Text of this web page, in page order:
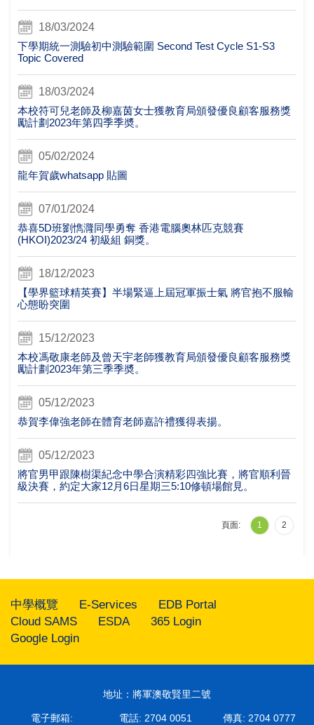
18/03/2024
下學期統一測驗初中測驗範圍 Second Test Cycle S1-S3
Topic Covered
18/03/2024
本校符可兒老師及柳嘉茵女士獲教育局頒發優良顧客服務獎
勵計劃2023年第四季季奬。
05/02/2024
龍年賀歲whatsapp 貼圖
07/01/2024
恭喜5D班劉懏漋同學勇奪 香港電腦奧林匹克競賽
(HKOI)2023/24 初級組 銅獎。
18/12/2023
【學界籃球精英賽】半場緊逼上屆冠軍振士氣 將官抱不服輸
心態盼突圍
15/12/2023
本校馮敬康老師及曾天宇老師獲教育局頒發優良顧客服務獎
勵計劃2023年第三季季奬。
05/12/2023
恭賀李偉強老師在體育老師嘉許禮獲得表揚。
05/12/2023
將官男甲跟陳樹渠紀念中學合演精彩四強比賽，將官順利晉
級決賽，約定大家12月6日星期三5:10修頓場館見。
頁面: 1 2
中學概覽 E-Services
EDB Portal
Cloud SAMS
ESDA
365 Login
Google Login
地址：將軍澳敬賢里二號
電子郵箱: 電話: 2704 0051 傳真: 2704 0777